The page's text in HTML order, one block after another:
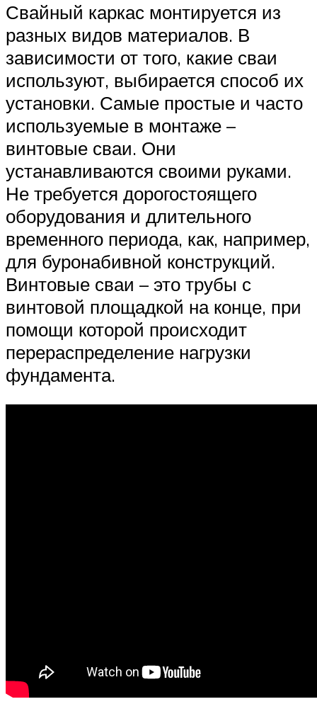
Свайный каркас монтируется из
разных видов материалов. В
зависимости от того, какие сваи
используют, выбирается способ их
установки. Самые простые и часто
используемые в монтаже –
винтовые сваи. Они
устанавливаются своими руками.
Не требуется дорогостоящего
оборудования и длительного
временного периода, как, например,
для буронабивной конструкций.
Винтовые сваи – это трубы с
винтовой площадкой на конце, при
помощи которой происходит
перераспределение нагрузки
фундамента.